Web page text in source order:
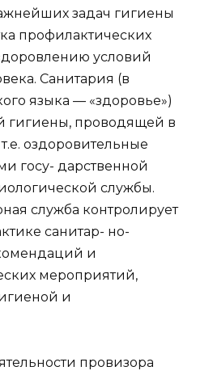
задач гигиены
профилактических
условий
Санитария (в
языка — «здоровье»)
гигиены, проводящей в
оздоровительные
госу- дарственной
службы.
служба контролирует
санитар- но-
и
мероприятий,
и
провизора